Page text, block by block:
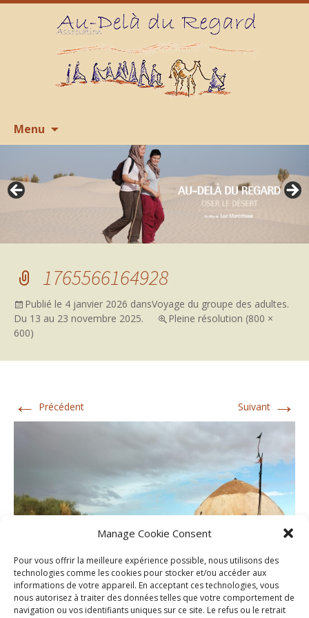
Manage Cookie Consent
Pour vous offrir la meilleure expérience possible, nous utilisons des
technologies comme les cookies pour stocker et/ou accéder aux
informations de votre appareil. En acceptant ces technologies, vous
nous autorisez à traiter des données telles que votre comportement de
navigation ou vos identifiants uniques sur ce site. Le refus ou le retrait
Menu
contenu
1765566164928
Publié le 4 janvier 2026 dansVoyage du groupe des adultes.
Du 13 au 23 novembre 2025.
Pleine résolution (800 ×
600)
← Précédent Suivant →